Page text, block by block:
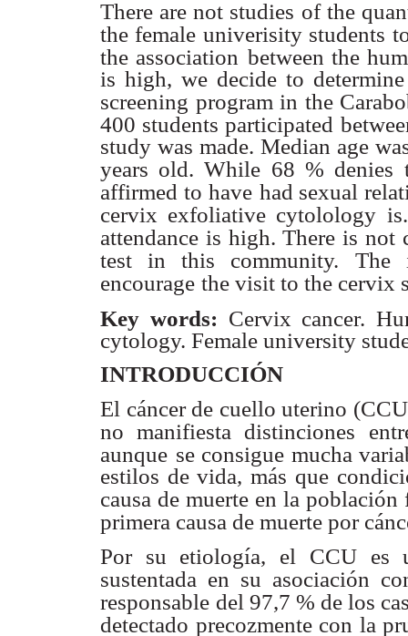
There are not studies of the
the female univerisity students
the association between the
is high, we decide to
screening program in the
400 students participated
study was made. Median age
years old. While 68 % denies
affirmed to have had sexual
cervix exfoliative cytolology
attendance is high. There is not
test in this community.
The
encourage the visit to the cervix
Key words: Cervix cancer.
cytology. Female university
INTRODUCCIÓN
El cáncer de cuello uterino
no manifiesta distinciones
aunque se consigue mucha
estilos de vida, más que
causa de muerte en la población
primera causa de muerte por
Por su etiología, el CCU es
sustentada en su asociación
responsable del 97,7 % de los
detectado precozmente con la